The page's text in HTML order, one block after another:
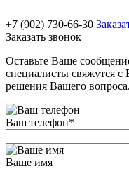
+7 (902) 730-66-30
Заказать звонок
Оставьте Ваше
специалисты свяжутся
решения Вашего вопроса.
Ваш телефон*
Ваше имя